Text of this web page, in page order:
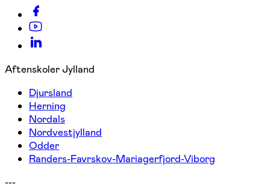
Aftenskoler Jylland
Djursland
Herning
Nordals
Nordvestjylland
Odder
Randers-Favrskov-Mariagerfjord-Viborg
---